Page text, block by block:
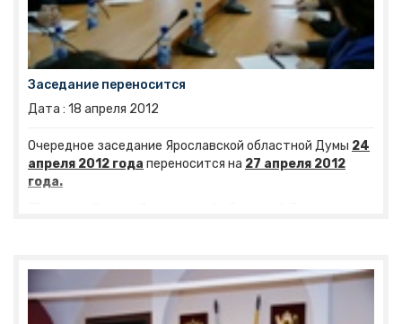
Заседание переносится
Дата : 18 апреля 2012
Очередное заседание Ярославской областной Думы 24
апреля 2012 года переносится на 27 апреля 2012
года.